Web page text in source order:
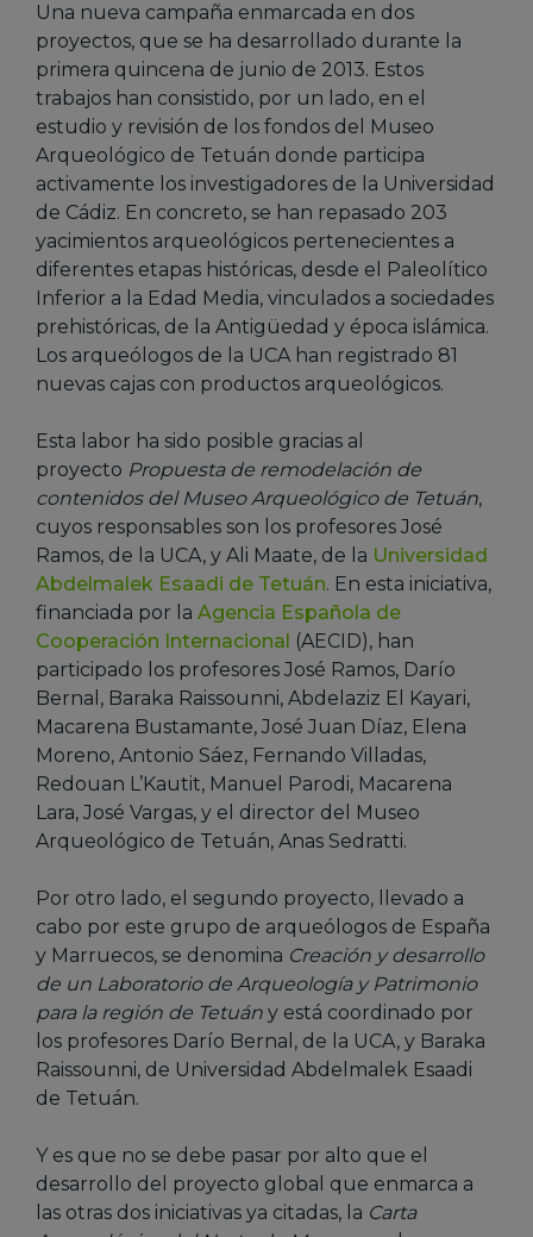
Una nueva campaña enmarcada en dos
proyectos, que se ha desarrollado durante la
primera quincena de junio de 2013. Estos
trabajos han consistido, por un lado, en el
estudio y revisión de los fondos del Museo
Arqueológico de Tetuán donde participa
activamente los investigadores de la Universidad
de Cádiz. En concreto, se han repasado 203
yacimientos arqueológicos pertenecientes a
diferentes etapas históricas, desde el Paleolítico
Inferior a la Edad Media, vinculados a sociedades
prehistóricas, de la Antigüedad y época islámica.
Los arqueólogos de la UCA han registrado 81
nuevas cajas con productos arqueológicos.
Esta labor ha sido posible gracias al
proyecto Propuesta de remodelación de
contenidos del Museo Arqueológico de Tetuán,
cuyos responsables son los profesores José
Ramos, de la UCA, y Ali Maate, de la Universidad
Abdelmalek Esaadi de Tetuán. En esta iniciativa,
financiada por la Agencia Española de
Cooperación Internacional (AECID), han
participado los profesores José Ramos, Darío
Bernal, Baraka Raissounni, Abdelaziz El Kayari,
Macarena Bustamante, José Juan Díaz, Elena
Moreno, Antonio Sáez, Fernando Villadas,
Redouan L’Kautit, Manuel Parodi, Macarena
Lara, José Vargas, y el director del Museo
Arqueológico de Tetuán, Anas Sedratti.
Por otro lado, el segundo proyecto, llevado a
cabo por este grupo de arqueólogos de España
y Marruecos, se denomina Creación y desarrollo
de un Laboratorio de Arqueología y Patrimonio
para la región de Tetuán y está coordinado por
los profesores Darío Bernal, de la UCA, y Baraka
Raissounni, de Universidad Abdelmalek Esaadi
de Tetuán.
Y es que no se debe pasar por alto que el
desarrollo del proyecto global que enmarca a
las otras dos iniciativas ya citadas, la Carta